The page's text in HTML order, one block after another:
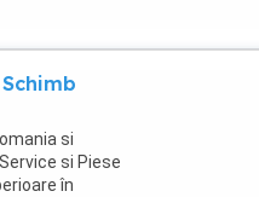
si
si Piese
în